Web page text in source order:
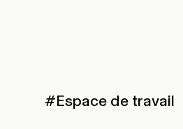
#Espace de travail